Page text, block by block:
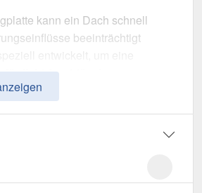
kann ein Dach schnell
beeinträchtigt
lichtdurchlässige,
zu bieten. Sie überzeugt durch